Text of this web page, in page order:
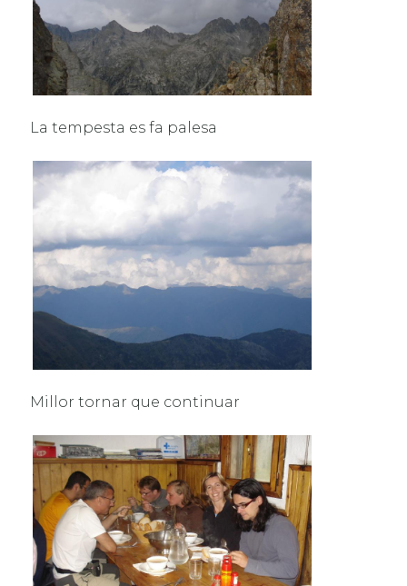
La tempesta es fa palesa
Millor tornar que continuar